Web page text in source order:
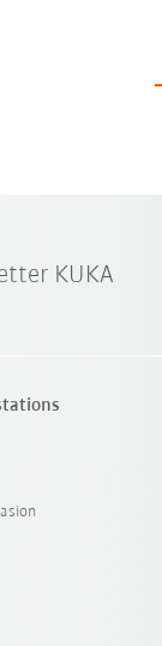
KUKA